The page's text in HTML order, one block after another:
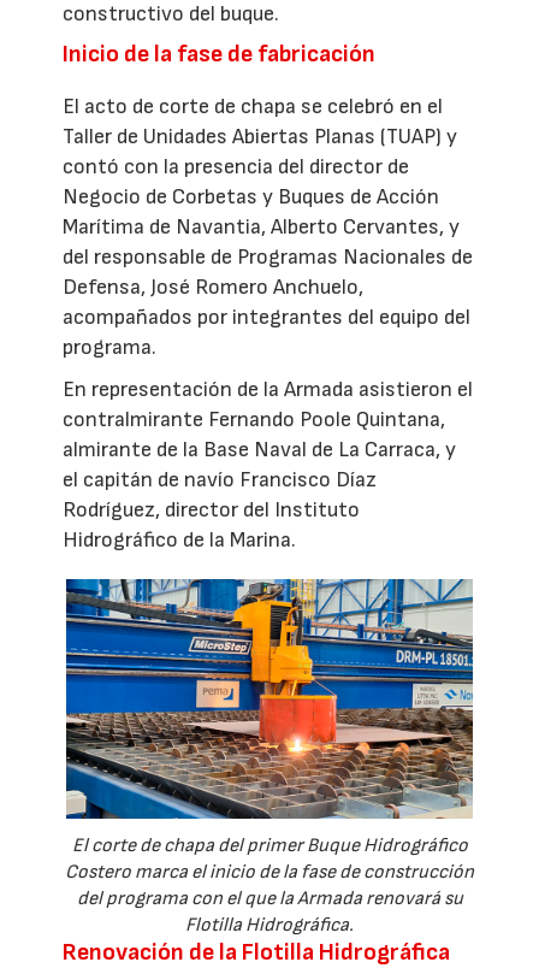
constructivo del buque.
Inicio de la fase de fabricación
El acto de corte de chapa se celebró en el
Taller de Unidades Abiertas Planas (TUAP) y
contó con la presencia del director de
Negocio de Corbetas y Buques de Acción
Marítima de Navantia, Alberto Cervantes, y
del responsable de Programas Nacionales de
Defensa, José Romero Anchuelo,
acompañados por integrantes del equipo del
programa.
En representación de la Armada asistieron el
contralmirante Fernando Poole Quintana,
almirante de la Base Naval de La Carraca, y
el capitán de navío Francisco Díaz
Rodríguez, director del Instituto
Hidrográfico de la Marina.
El corte de chapa del primer Buque Hidrográfico
Costero marca el inicio de la fase de construcción
del programa con el que la Armada renovará su
Flotilla Hidrográfica.
Renovación de la Flotilla Hidrográfica